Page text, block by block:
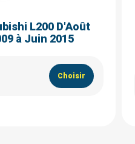
L200 D'Août
à Juin 2015
Choisir